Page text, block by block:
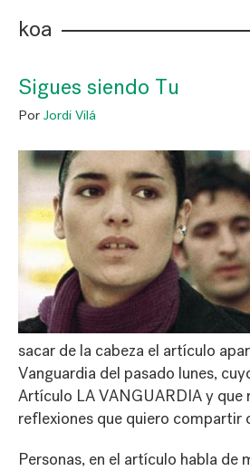
koa
Sigues siendo Tu
Por Jordi Vilá
sacar de la cabeza el artículo
Vanguardia del pasado lunes,
Artículo LA VANGUARDIAy que
reflexiones que quiero compartir
Personas, en el artículo habla de